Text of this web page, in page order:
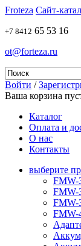
Froteza Сайт-
+7 8412 65 53 16
ot@forteza.ru
Войти /
Ваша корзина
Каталог
Оплата и
О нас
Контакты
выберите
FMW-
FMW-
FMW-
FMW-